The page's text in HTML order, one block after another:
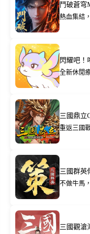
鬥破蒼穹
熱血集結
閃耀吧！
全新休閒
三國鼎立
重返三國
三國群英
不做牛馬
三國觀滄